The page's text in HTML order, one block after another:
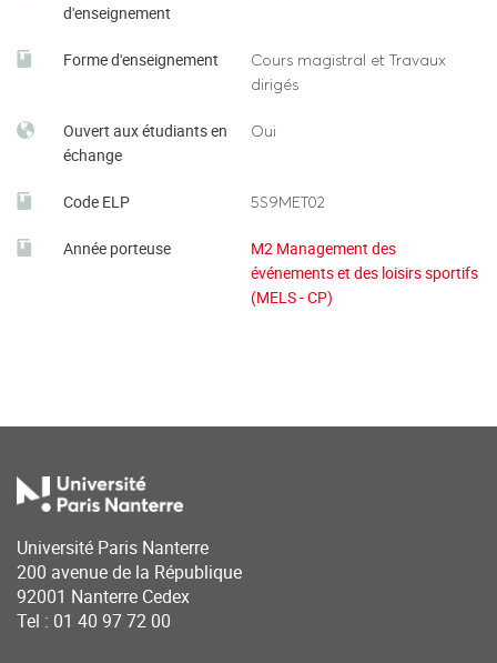
d'enseignement
Forme d'enseignement
Cours magistral et Travaux
dirigés
Ouvert aux étudiants en
échange
Oui
Code ELP 5S9MET02
Année porteuse
M2 Management des
événements et des loisirs sportifs
(MELS - CP)
Université Paris Nanterre
200 avenue de la République
92001 Nanterre Cedex
Tel : 01 40 97 72 00